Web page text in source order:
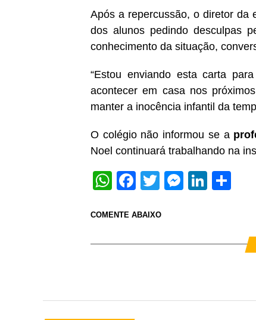
Após a repercussão, o diretor da
dos alunos pedindo desculpas
conhecimento da situação,
“Estou enviando esta carta
acontecer em casa nos
manter a inocência infantil da
O colégio não informou se a
Noel continuará trabalhando na
WhatsApp
Facebook
Twitter
COMENTE ABAIXO